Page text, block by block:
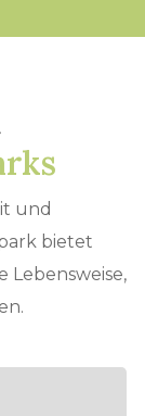
und
bietet
Lebens­weise,